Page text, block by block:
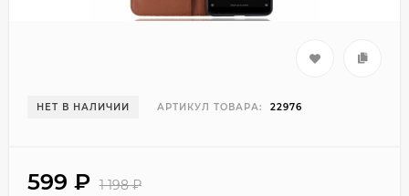
НЕТ В НАЛИЧИИ АРТИКУЛ ТОВАРА: 22976
599 ₽ 1 198₽